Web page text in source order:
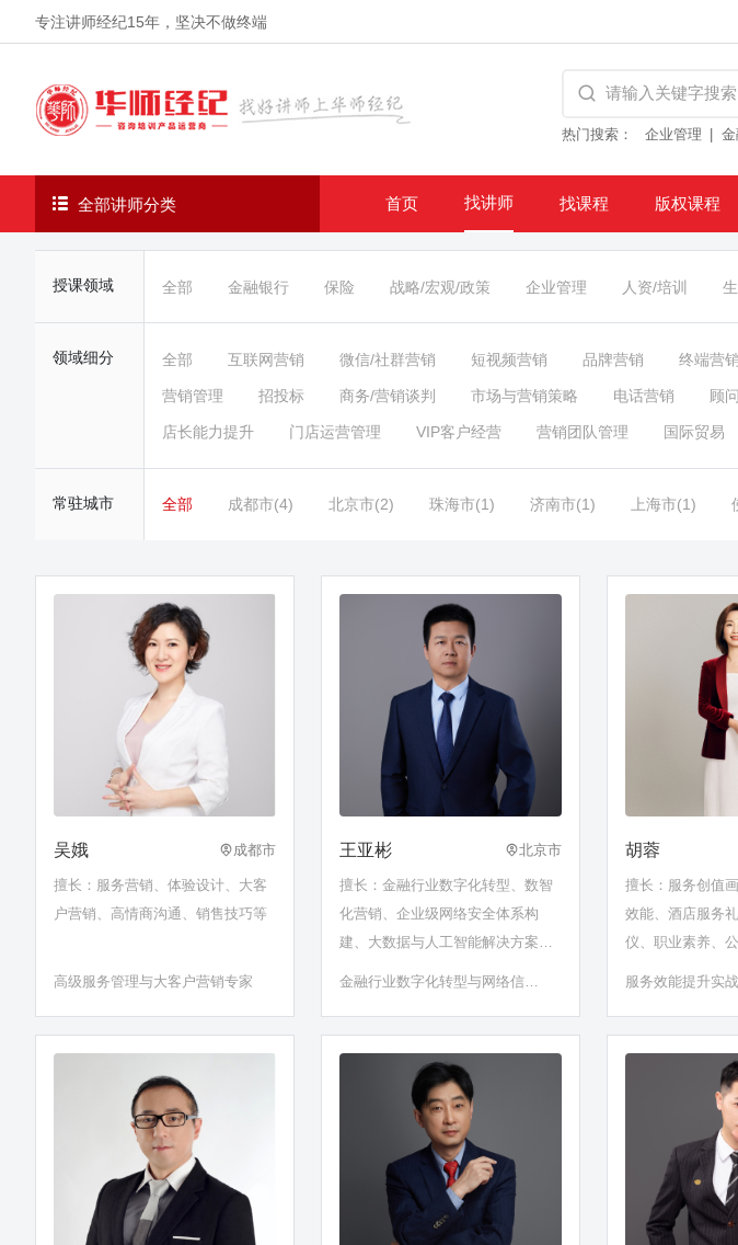
专注讲师经纪15年 ，坚决不做终端
热门搜索： 企业管理
全部讲师分类 首页 找讲师 找课程 版权课程
授课领域 全部 金融银行 保险 战略/宏观/政策 企业管理 人资/培训
领域细分 全部 互联网营销 微信/社群营销 短视频营销 品牌营销 终端营
营销管理 招投标 商务/营销谈判 市场与营销策略 电话营销 顾
店长能力提升 门店运营管理 VIP客户经营 营销团队管理 国际贸易
常驻城市 全部 成都市(4) 北京市(2) 珠海市(1) 济南市(1) 上海市(1)
吴娥 成都市
擅长：服务营销、体验设计、大客
户营销、高情商沟通、销售技巧等
高级服务管理与大客户营销专家
王亚彬 北京市
擅长：金融行业数字化转型、数智
化营销、企业级网络安全体系构
建、大数据与人工智能解决方案、
金融行业数字化转型与网络信息
安全专家
胡蓉
擅长：服务创值
效能、酒店服务
仪、职业素养、
服务效能提升实